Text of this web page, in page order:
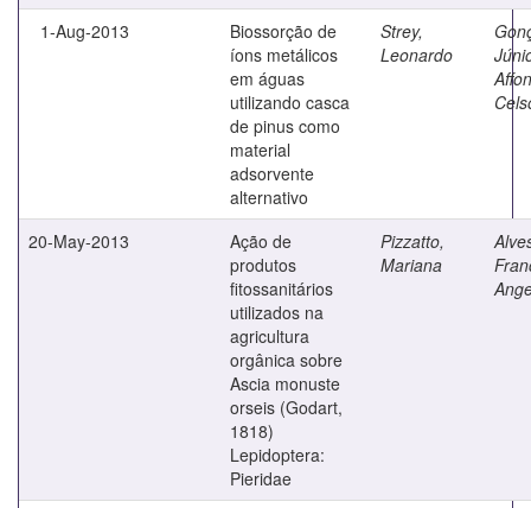
1-Aug-2013
Biossorção de
íons metálicos
em águas
utilizando casca
de pinus como
material
adsorvente
alternativo
Strey,
Leonardo
20-May-2013
Ação de
produtos
fitossanitários
utilizados na
agricultura
orgânica sobre
Ascia monuste
orseis (Godart,
1818)
Lepidoptera:
Pieridae
Pizzatto,
Mariana